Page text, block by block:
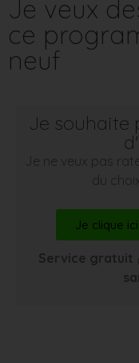
Je veux
ce
neuf
Je souhaite
Je ne veux pas
du
Je clique
Service gratuit